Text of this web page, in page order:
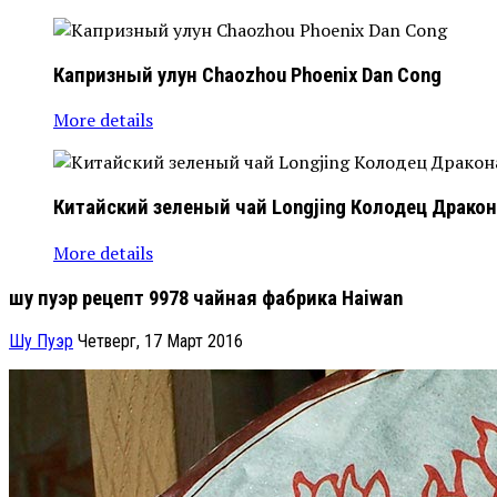
Капризный улун Chaozhou Phoenix Dan Сong
More details
Китайский зеленый чай Longjing Колодец
More details
шу пуэр рецепт 9978 чайная фабрика Haiwan
Шу Пуэр Четверг, 17 Март 2016